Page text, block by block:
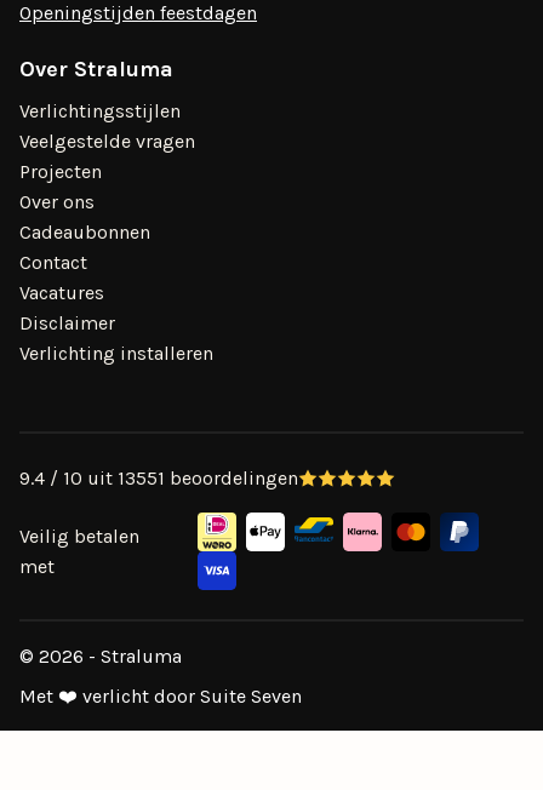
Openingstijden feestdagen
Over Straluma
Verlichtingsstijlen
Veelgestelde vragen
Projecten
Over ons
Cadeaubonnen
Contact
Vacatures
Disclaimer
Verlichting installeren
9.4 / 10 uit 13551 beoordelingen
Veilig betalen
met
© 2026 - Straluma
Met ❤️ verlicht door Suite Seven